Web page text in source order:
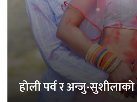
होली पर्व र अन्जु-सुशीलाको